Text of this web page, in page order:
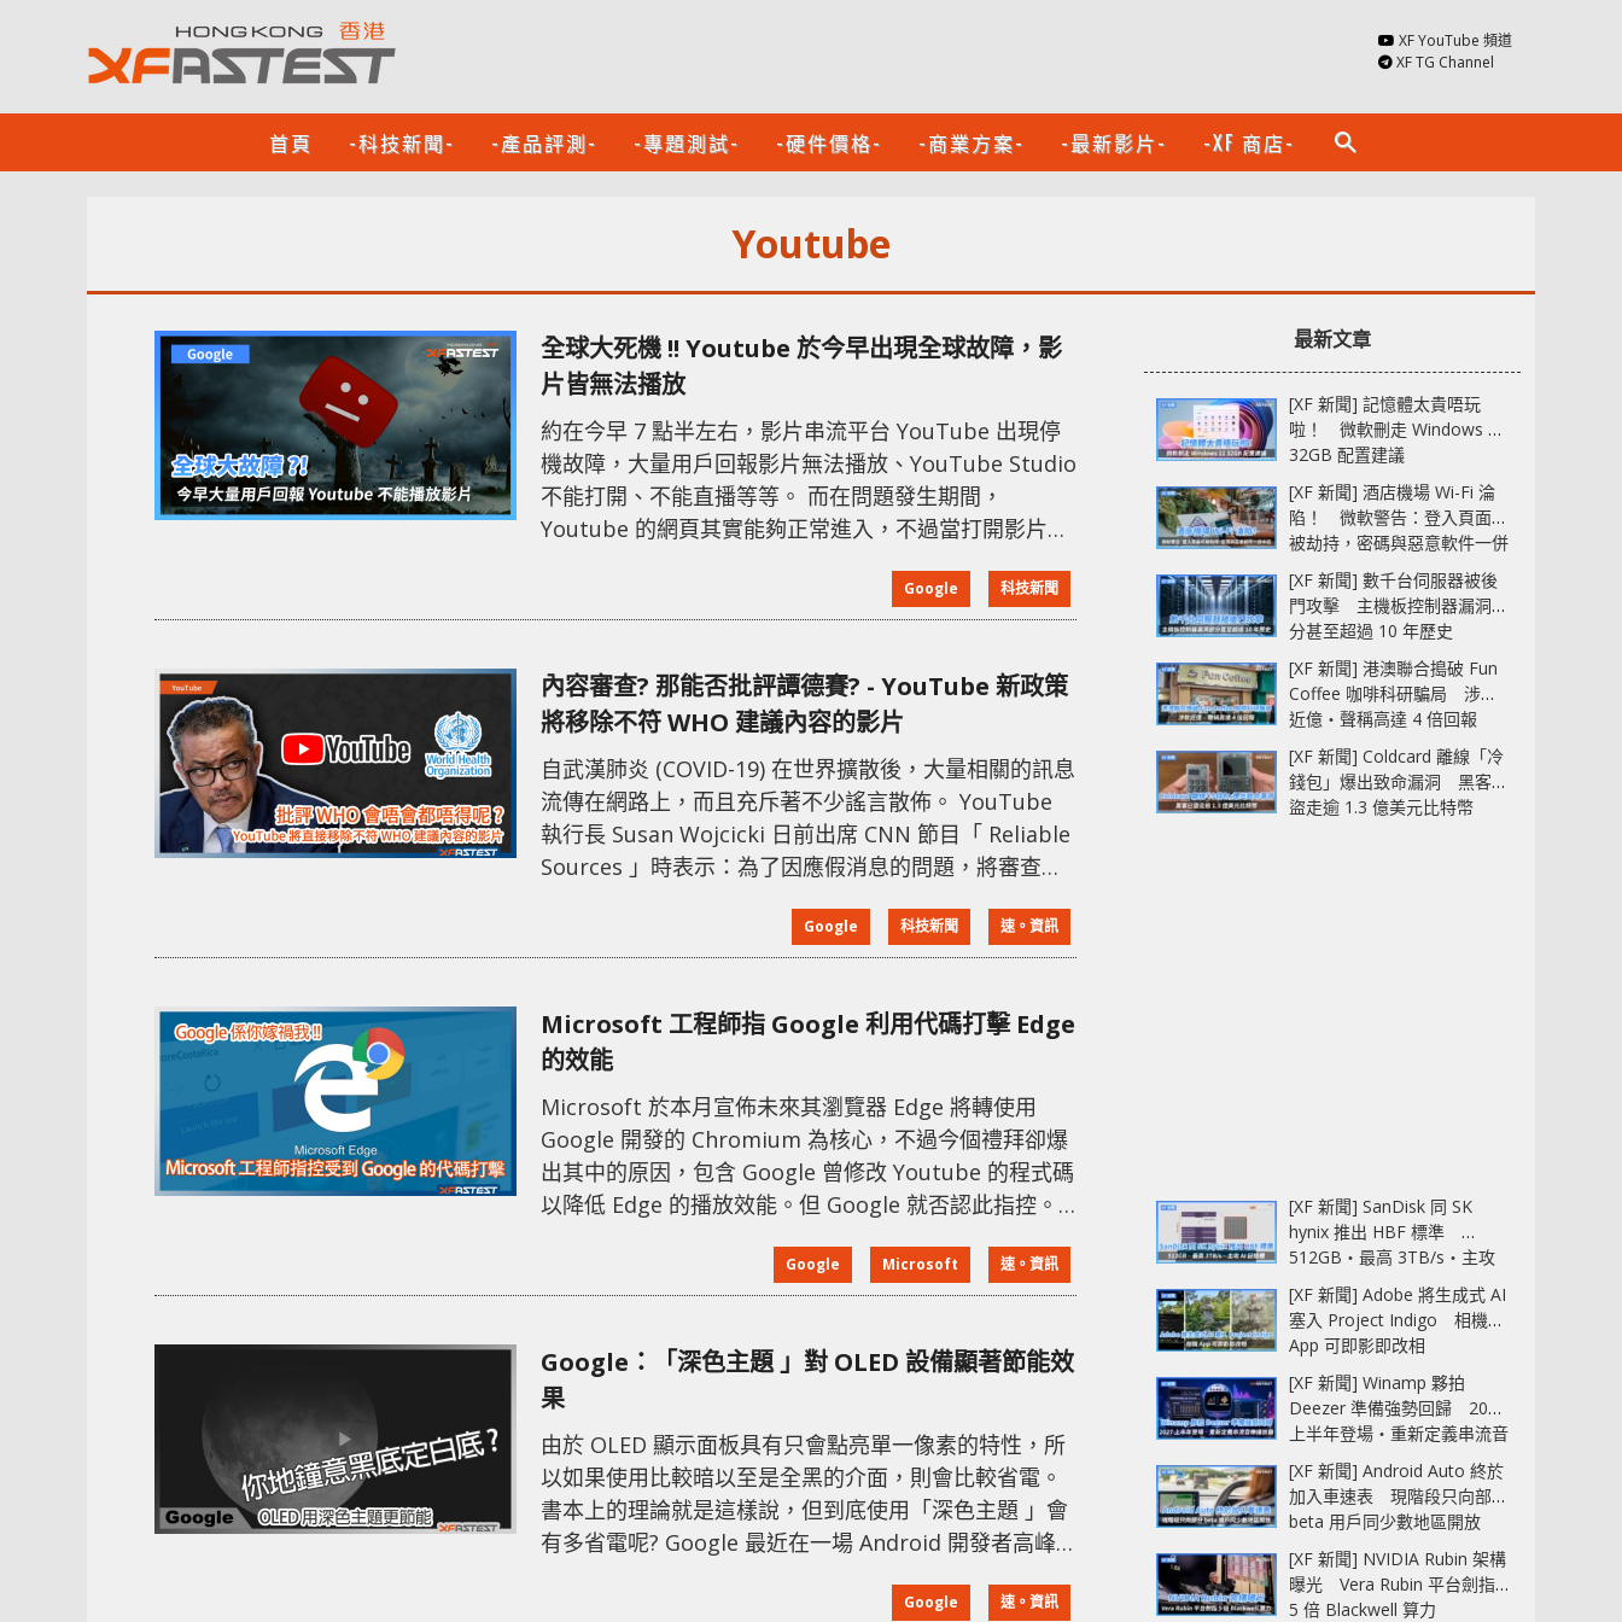
XF YouTube 頻道
XF TG Channel
首頁 -科技新聞- -產品評測- -專題測試- -硬件價格- -商業方案- -最新影片- -XF 商店- search
Youtube
全球大死機 !! Youtube 於今早出現全球故障，影
片皆無法播放
約在今早 7 點半左右，影片串流平台 YouTube 出現停
機故障，大量用戶回報影片無法播放、YouTube Studio
不能打開、不能直播等等。 而在問題發生期間，
Youtube 的網頁其實能夠正常進入，不過當打開影片播
很快 YouTube 團隊指已知曉此情況，並宣佈正在緊急
修復當中。將 1 個多小時後 (大約於上午 10 時)，影片播
sorry
Google 科技新聞
內容審查? 那能否批評譚德賽? - YouTube 新政策
將移除不符 WHO 建議內容的影片
自武漢肺炎 (COVID-19) 在世界擴散後，大量相關的訊息
流傳在網路上，而且充斥著不少謠言散佈。 YouTube
執行長 Susan Wojcicki 日前出席 CNN 節目「 Reliable
Sources 」時表示：為了因應假消息的問題，將審查影
獲利，將相關影片「黃標」處理，引起全球 YouTuber
Wojcicki 在訪
Google 科技新聞 速。資訊
Microsoft 工程師指 Google 利用代碼打擊 Edge
的效能
Microsoft 於本月宣佈未來其瀏覽器 Edge 將轉使用
Google 開發的 Chromium 為核心，不過今個禮拜卻爆
出其中的原因，包含 Google 曾修改 Youtube 的程式碼
以降低 Edge 的播放效能。但 Google 就否認此指控。
在 HackerNews 的論壇中指出，他工作的 Edge 部門近
日決定終止使用 EdgeHTML 而改用 Chromium，原因
Google Microsoft 速。資訊
Google：「深色主題 」對 OLED 設備顯著節能效
果
由於 OLED 顯示面板具有只會點亮單一像素的特性，所
以如果使用比較暗以至是全黑的介面，則會比較省電。
書本上的理論就是這樣說，但到底使用「深色主題 」會
有多省電呢? Google 最近在一場 Android 開發者高峰
Google 用 Pixel 手機開啟「深色主題 」的 YouTube 應
Google 速。資訊
最新文章
[XF 新聞] 記憶體太貴唔玩
啦！ 微軟刪走 Windows 11
32GB 配置建議
[XF 新聞] 酒店機場 Wi-Fi 淪
陷！ 微軟警告：登入頁面可
被劫持，密碼與惡意軟件一併
中招
[XF 新聞] 數千台伺服器被後
門攻擊 主機板控制器漏洞部
分甚至超過 10 年歷史
[XF 新聞] 港澳聯合搗破 Fun
Coffee 咖啡科研騙局 涉款
近億‧聲稱高達 4 倍回報
[XF 新聞] Coldcard 離線「冷
錢包」爆出致命漏洞 黑客已
盜走逾 1.3 億美元比特幣
[XF 新聞] SanDisk 同 SK
hynix 推出 HBF 標準
512GB‧最高 3TB/s‧主攻
AI 記憶體
[XF 新聞] Adobe 將生成式 AI
塞入 Project Indigo 相機
App 可即影即改相
[XF 新聞] Winamp 夥拍
Deezer 準備強勢回歸 2027
上半年登場‧重新定義串流音
樂播放器
[XF 新聞] Android Auto 終於
加入車速表 現階段只向部分
beta 用戶同少數地區開放
[XF 新聞] NVIDIA Rubin 架構
曝光 Vera Rubin 平台劍指
5 倍 Blackwell 算力